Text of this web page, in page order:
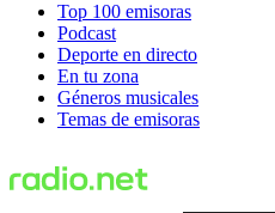
Top 100 emisoras
Podcast
Deporte en directo
En tu zona
Géneros musicales
Temas de emisoras